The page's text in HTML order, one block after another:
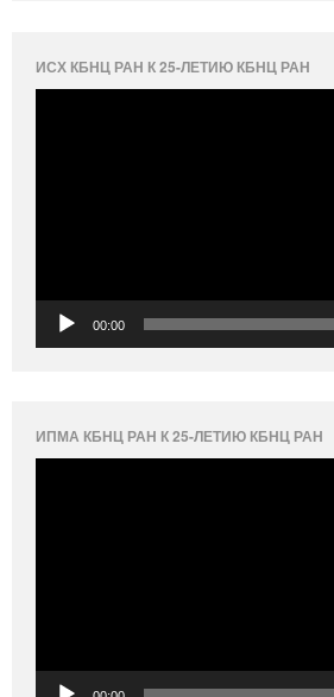
ИСХ КБНЦ РАН К 25-ЛЕТИЮ КБНЦ РАН
00:00
ИПМА КБНЦ РАН К 25-ЛЕТИЮ КБНЦ РАН